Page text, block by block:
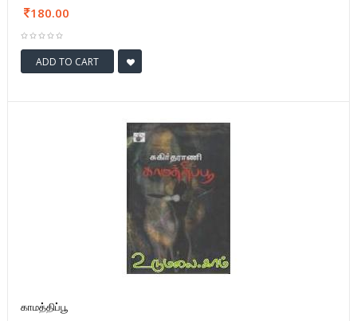
180.00
ADD TO CART
காமத்திப்பூ